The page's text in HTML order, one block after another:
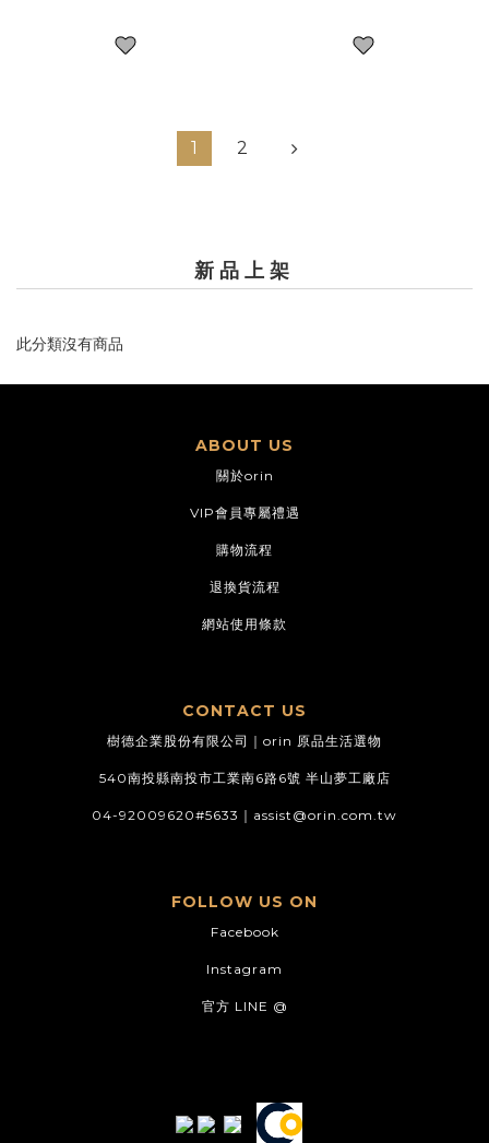
1 2
新品上架
此分類沒有商品
ABOUT US
關於orin
VIP會員專屬禮遇
購物流程
退換貨流程
網站使用條款
CONTACT US
樹德企業股份有限公司｜orin 原品生活選物
540南投縣南投市工業南6路6號 半山夢工廠店
04-92009620#5633｜ assist@orin.com.tw
FOLLOW US ON
Facebook
Instagram
官方 LINE @